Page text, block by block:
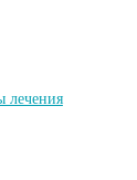
лечения